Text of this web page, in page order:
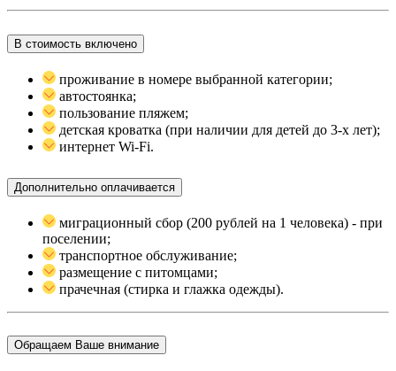
В стоимость включено
проживание в номере выбранной категории;
автостоянка;
пользование пляжем;
детская кроватка (при наличии для детей до 3-х лет);
интернет Wi-Fi.
Дополнительно оплачивается
миграционный сбор (200 рублей на 1 человека) - при
поселении;
транспортное обслуживание;
размещение с питомцами;
прачечная (стирка и глажка одежды).
Обращаем Ваше внимание